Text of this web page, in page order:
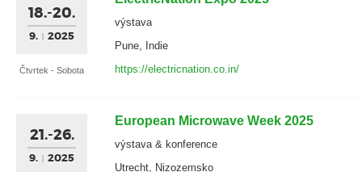
18.-20.
9. 2025
Čtvrtek - Sobota
výstava
Pune, Indie
https://electricnation.co.in/
21.-26.
9. 2025
European Microwave Week 2025
výstava & konference
Utrecht, Nizozemsko